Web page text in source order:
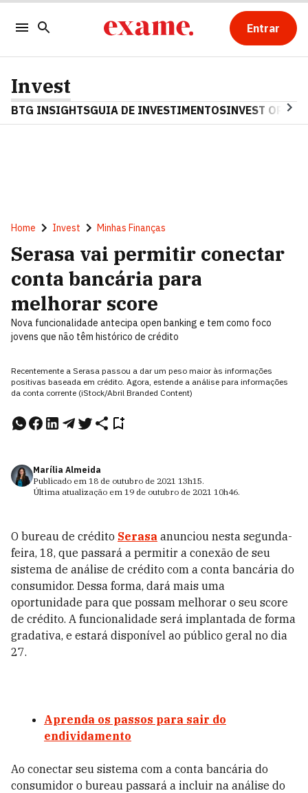
Entrar
Invest
BTG INSIGHTSGUIA DE INVESTIMENTOSINVEST OPINA
Home Invest Minhas Finanças
Serasa vai permitir conectar
conta bancária para
melhorar score
Nova funcionalidade antecipa open banking e tem como foco
jovens que não têm histórico de crédito
Recentemente a Serasa passou a dar um peso maior às informações
positivas baseada em crédito. Agora, estende a análise para informações
da conta corrente (iStock/Abril Branded Content)
Marília Almeida
Publicado em 18 de outubro de 2021 13h15.
Última atualização em 19 de outubro de 2021 10h46.
O bureau de crédito Serasa anunciou nesta segunda-
feira, 18, que passará a permitir a conexão de seu
sistema de análise de crédito com a conta bancária do
consumidor. Dessa forma, dará mais uma
oportunidade para que possam melhorar o seu score
de crédito. A funcionalidade será implantada de forma
gradativa, e estará disponível ao público geral no dia
27.
Aprenda os passos para sair do
endividamento
Ao conectar seu sistema com a conta bancária do
consumidor o bureau passará a incluir na análise do